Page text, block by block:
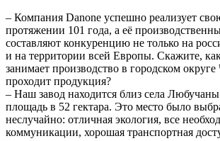
– Компания Danone успешно реализует
протяжении 101 года, а её
составляют конкуренцию не только на
и на территории всей Европы. Скажите,
занимает производство в городском
проходит продукция?
– Наш завод находится близ села
площадь в 52 гектара. Это место было
неслучайно: отличная экология, все
коммуникации, хорошая транспортная